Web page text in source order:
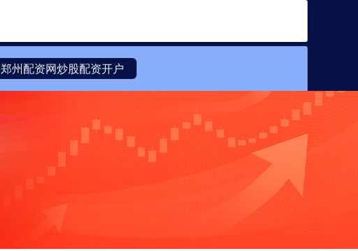
郑州配资网炒股配资开户